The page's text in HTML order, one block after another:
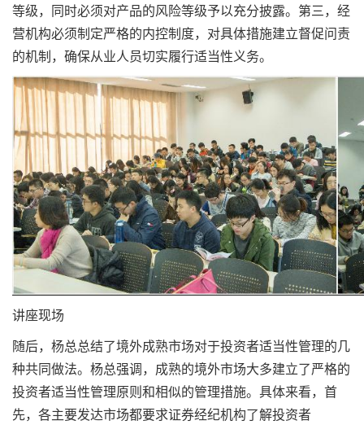
等级，同时必须对产品的风险等级予以充分披露。第三，经
营机构必须制定严格的内控制度，对具体措施建立督促问责
的机制，确保从业人员切实履行适当性义务。
讲座现场
随后，杨总总结了境外成熟市场对于投资者适当性管理的几
种共同做法。杨总强调，成熟的境外市场大多建立了严格的
投资者适当性管理原则和相似的管理措施。具体来看，首
先，各主要发达市场都要求证券经纪机构了解投资者